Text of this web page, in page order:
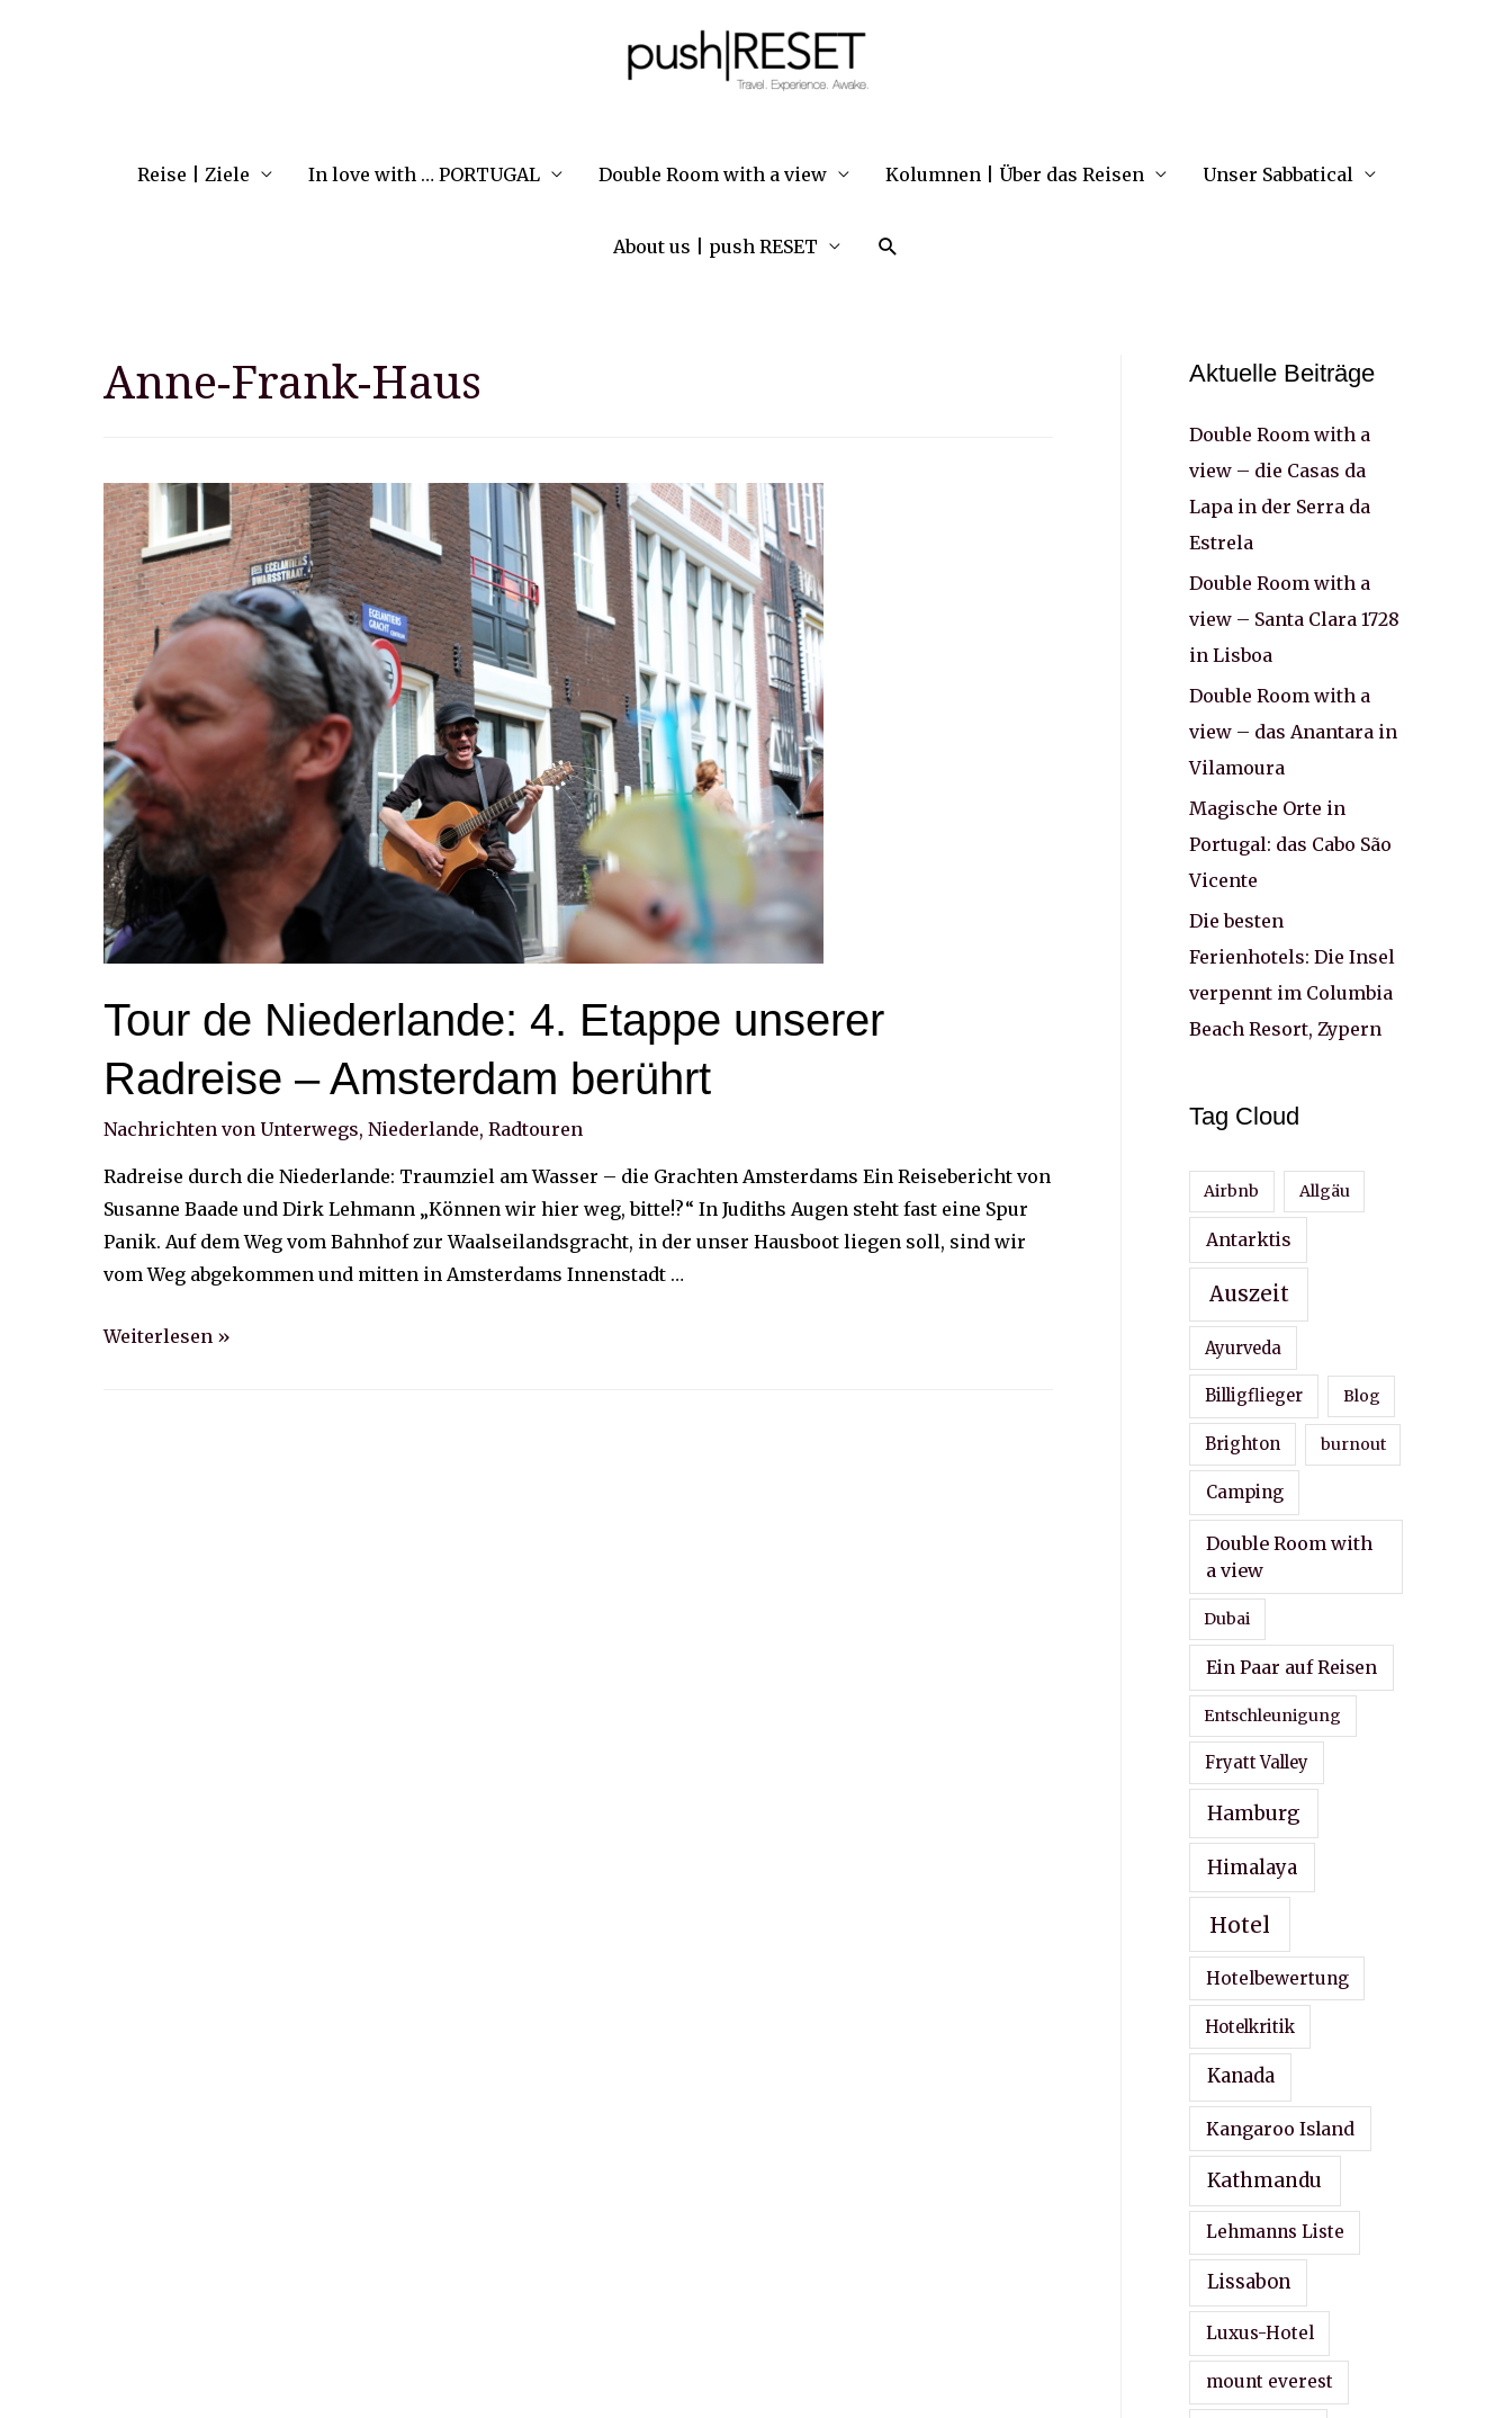
Reise | Ziele In love with … PORTUGAL Double Room with a view Kolumnen | Über das Reisen Unser Sabbatical
About us | push RESET Suche
Anne-Frank-Haus
Tour de Niederlande: 4. Etappe unserer
Radreise – Amsterdam berührt
Nachrichten von Unterwegs, Niederlande, Radtouren
Radreise durch die Niederlande: Traumziel am Wasser – die Grachten Amsterdams Ein Reisebericht von
Susanne Baade und Dirk Lehmann „Können wir hier weg, bitte!?“ In Judiths Augen steht fast eine Spur
Panik. Auf dem Weg vom Bahnhof zur Waalseilandsgracht, in der unser Hausboot liegen soll, sind wir
vom Weg abgekommen und mitten in Amsterdams Innenstadt …
Tour
Weiterlesen »
Aktuelle Beiträge
Double Room with a
view – die Casas da
Lapa in der Serra da
Estrela
Double Room with a
view – Santa Clara 1728
in Lisboa
Double Room with a
view – das Anantara in
Vilamoura
Magische Orte in
Portugal: das Cabo São
Vicente
Die besten
Ferienhotels: Die Insel
verpennt im Columbia
Beach Resort, Zypern
Tag Cloud
Airbnb Allgäu
Antarktis
Auszeit
Ayurveda
Billigflieger Blog
Brighton burnout
Camping
Double Room with
a view
Dubai
Ein Paar auf Reisen
Entschleunigung
Fryatt Valley
Hamburg
Himalaya
Hotel
Hotelbewertung
Hotelkritik
Kanada
Kangaroo Island
Kathmandu
Lehmanns Liste
Lissabon
Luxus-Hotel
mount everest